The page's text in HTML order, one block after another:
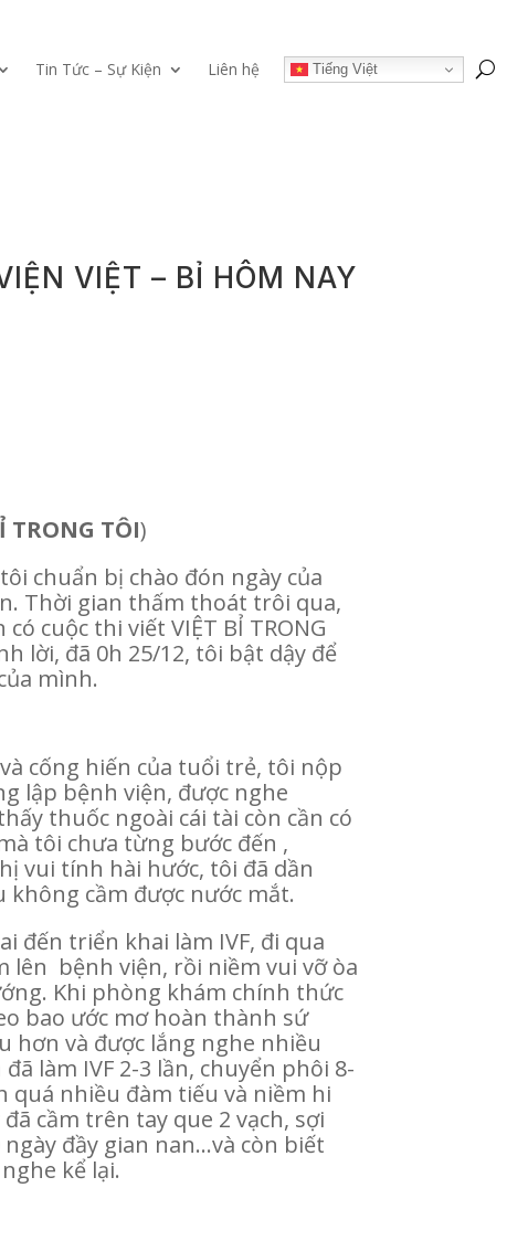
Tin Tức – Sự Kiện Liên hệ Tiếng Việt
VIỆT – BỈ HÔM NAY
TRONG TÔI)
chuẩn bị chào đón ngày của
Thời gian thấm thoát trôi qua,
cuộc thi viết VIỆT BỈ TRONG
lời, đã 0h 25/12, tôi bật dậy để
mình.
cống hiến của tuổi trẻ, tôi nộp
lập bệnh viện, được nghe
thuốc ngoài cái tài còn cần có
tôi chưa từng bước đến ,
vui tính hài hước, tôi đã dần
cầm được nước mắt.
đến triển khai làm IVF, đi qua
bệnh viện, rồi niềm vui vỡ òa
Khi phòng khám chính thức
bao ước mơ hoàn thành sứ
hơn và được lắng nghe nhiều
làm IVF 2-3 lần, chuyển phôi 8-
quá nhiều đàm tiếu và niềm hi
cầm trên tay que 2 vạch, sợi
đầy gian nan…và còn biết
kể lại.